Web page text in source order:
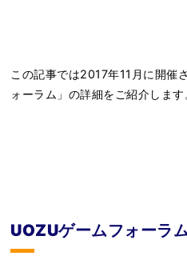
この記事では2017年11月に開催
ォーラム」の詳細をご紹介します
UOZUゲームフォーラ